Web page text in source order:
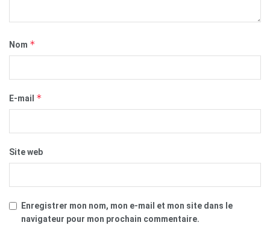
Nom *
E-mail *
Site web
Enregistrer mon nom, mon e-mail et mon site dans le
navigateur pour mon prochain commentaire.